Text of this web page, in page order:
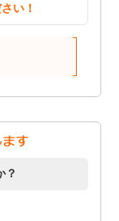
い！
？